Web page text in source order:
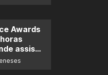
Awards
assistir